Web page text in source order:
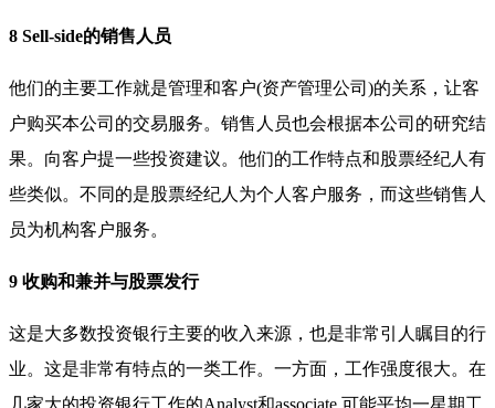
8 Sell-side的销售人员
他们的主要工作就是管理和客户(资产管理公司)的关系，让客
户购买本公司的交易服务。销售人员也会根据本公司的研究结
果。向客户提一些投资建议。他们的工作特点和股票经纪人有
些类似。不同的是股票经纪人为个人客户服务，而这些销售人
员为机构客户服务。
9 收购和兼并与股票发行
这是大多数投资银行主要的收入来源，也是非常引人瞩目的行
业。这是非常有特点的一类工作。一方面，工作强度很大。在
几家大的投资银行工作的Analyst和associate 可能平均一星期工